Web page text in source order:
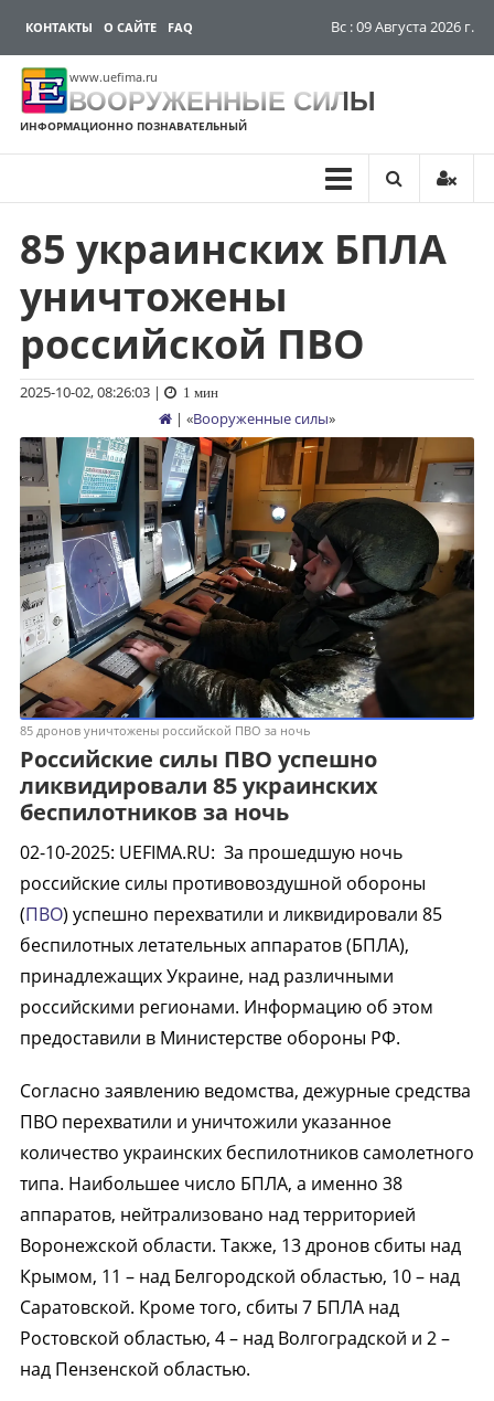
КОНТАКТЫ О САЙТЕ FAQ Вс : 09 Августа 2026 г.
www.uefima.ru
ВООРУЖЕННЫЕ СИЛЫ
ИНФОРМАЦИОННО ПОЗНАВАТЕЛЬНЫЙ
Перейти
содержимому
85 украинских БПЛА
уничтожены
российской ПВО
2025-10-02, 08:26:03| 1 мин
| «Вооруженные силы»
85 дронов уничтожены российской ПВО за ночь
Российские силы ПВО успешно
ликвидировали 85 украинских
беспилотников за ночь
02-10-2025: UEFIMA.RU: За прошедшую ночь
российские силы противовоздушной обороны
(ПВО) успешно перехватили и ликвидировали 85
беспилотных летательных аппаратов (БПЛА),
принадлежащих Украине, над различными
российскими регионами. Информацию об этом
предоставили в Министерстве обороны РФ.
Согласно заявлению ведомства, дежурные средства
ПВО перехватили и уничтожили указанное
количество украинских беспилотников самолетного
типа. Наибольшее число БПЛА, а именно 38
аппаратов, нейтрализовано над территорией
Воронежской области. Также, 13 дронов сбиты над
Крымом, 11 – над Белгородской областью, 10 – над
Саратовской. Кроме того, сбиты 7 БПЛА над
Ростовской областью, 4 – над Волгоградской и 2 –
над Пензенской областью.